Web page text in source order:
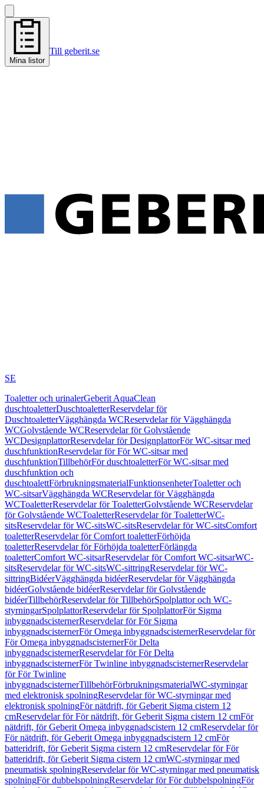
Mina listor
Till geberit.se
SE
Toaletter och urinalerGeberit AquaClean
duschtoaletterDuschtoaletterReservdelar för
DuschtoaletterVägghängda WCReservdelar för Vägghängda
WCGolvstående WCReservdelar för Golvstående
WCDesignplattorReservdelar för DesignplattorFör WC-sitsar med
duschfunktionReservdelar för För WC-sitsar med
duschfunktionTillbehörFör duschtoaletterFör WC-sitsar med
duschfunktion och
duschtoalettFörbrukningsmaterialFunktionsenheterToaletter och
WC-sitsarVägghängda WCReservdelar för Vägghängda
WCToaletterReservdelar för ToaletterGolvstående WCReservdelar
för Golvstående WCToaletterReservdelar för ToaletterWC-
sitsReservdelar för WC-sitsWC-sitsReservdelar för WC-sitsComfort
toaletterReservdelar för Comfort toaletterFörhöjda
toaletterReservdelar för Förhöjda toaletterFörlängda
toaletterComfort WC-sitsarReservdelar för Comfort WC-sitsarWC-
sitsReservdelar för WC-sitsWC-sittringReservdelar för WC-
sittringBidéerVägghängda bidéerReservdelar för Vägghängda
bidéerGolvstående bidéerReservdelar för Golvstående
bidéerTillbehörReservdelar för TillbehörSpolplattor och WC-
styrningarSpolplattorReservdelar för SpolplattorFör Sigma
inbyggnadscisternerReservdelar för För Sigma
inbyggnadscisternerFör Omega inbyggnadscisternerReservdelar för
För Omega inbyggnadscisternerFör Delta
inbyggnadscisternerReservdelar för För Delta
inbyggnadscisternerFör Twinline inbyggnadscisternerReservdelar
för För Twinline
inbyggnadscisternerTillbehörFörbrukningsmaterialWC-styrningar
med elektronisk spolningReservdelar för WC-styrningar med
elektronisk spolningFör nätdrift, för Geberit Sigma cistern 12
cmReservdelar för För nätdrift, för Geberit Sigma cistern 12 cmFör
nätdrift, för Geberit Omega inbyggnadscistern 12 cmReservdelar för
För nätdrift, för Geberit Omega inbyggnadscistern 12 cmFör
batteridrift, för Geberit Sigma cistern 12 cmReservdelar för För
batteridrift, för Geberit Sigma cistern 12 cmWC-styrningar med
pneumatisk spolningReservdelar för WC-styrningar med pneumatisk
spolningFör dubbelspolningReservdelar för För dubbelspolningFör